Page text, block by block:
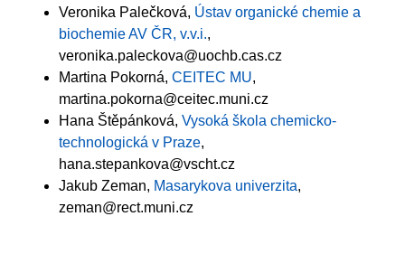
Veronika Palečková, Ústav organické chemie a
biochemie AV ČR, v.v.i.,
veronika.paleckova@uochb.cas.cz
Martina Pokorná, CEITEC MU,
martina.pokorna@ceitec.muni.cz
Hana Štěpánková, Vysoká škola chemicko-
technologická v Praze,
hana.stepankova@vscht.cz
Jakub Zeman, Masarykova univerzita,
zeman@rect.muni.cz